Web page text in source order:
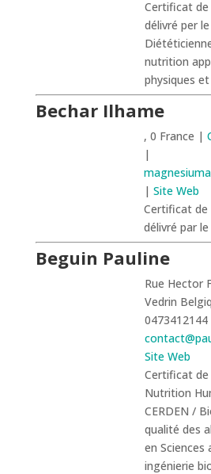
Certificat
délivré per
nutrition
physiques
Bechar Ilhame
, 0 France |
|
|Site Web
Certificat
délivré par le
Beguin Pauline
Rue Hector
Vedrin
Site Web
Certificat de
Nutrition
CERDEN /
qualité des
en
ingénierie